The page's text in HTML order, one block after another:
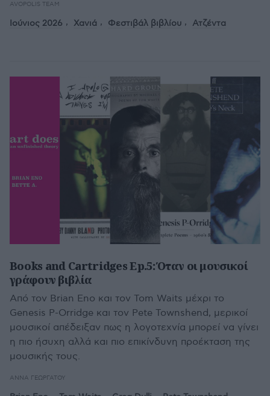
AVOPOLIS TEAM
Ιούνιος 2026 Χανιά Φεστιβάλ βιβλίου Ατζέντα
Books and Cartridges Ep.5: Όταν οι μουσικοί
γράφουν βιβλία
Από τον Brian Eno και τον Tom Waits μέχρι το
Genesis P-Orridge και τον Pete Townshend, μερικοί
μουσικοί απέδειξαν πως η λογοτεχνία μπορεί να γίνει
η πιο ήσυχη αλλά και πιο επικίνδυνη προέκταση της
μουσικής τους.
ΆΝΝΑ ΓΕΩΡΓΆΤΟΥ